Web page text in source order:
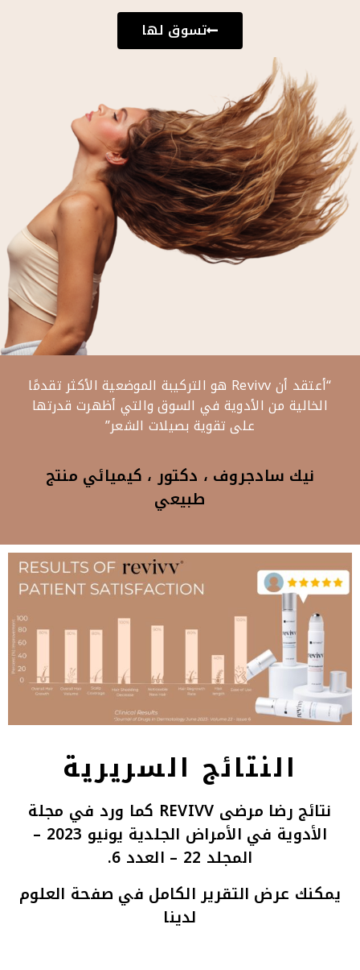
تسوق لها
“أعتقد أن Revivv هو التركيبة الموضعية الأكثر تقدمًا
الخالية من الأدوية في السوق والتي أظهرت قدرتها
على تقوية بصيلات الشعر”
نيك سادجروف ، دكتور ، كيميائي منتج
طبيعي
النتائج السريرية
نتائج رضا مرضى REVIVV كما ورد في مجلة
الأدوية في الأمراض الجلدية يونيو 2023 –
المجلد 22 – العدد 6.
يمكنك عرض التقرير الكامل في صفحة العلوم
لدينا